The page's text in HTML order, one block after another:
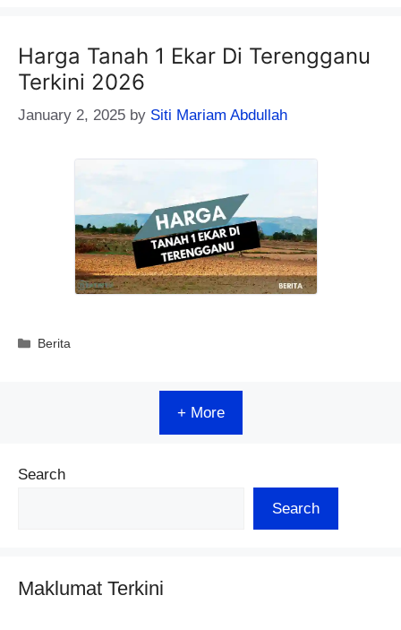
Harga Tanah 1 Ekar Di Terengganu
Terkini 2026
January 2, 2025 by Siti Mariam Abdullah
Categories
Berita
+ More
Search
Search
Maklumat Terkini